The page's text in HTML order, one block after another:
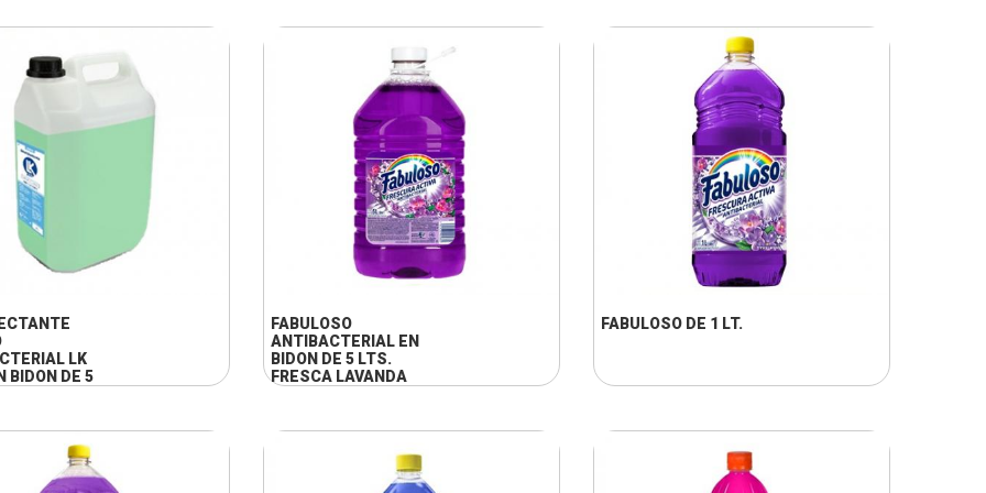
+ INFO
LK
BIDON DE 5
+ INFO
FABULOSO
ANTIBACTERIAL EN
BIDON DE 5 LTS.
FRESCA LAVANDA
+ INFO
FABULOSO DE 1 LT.